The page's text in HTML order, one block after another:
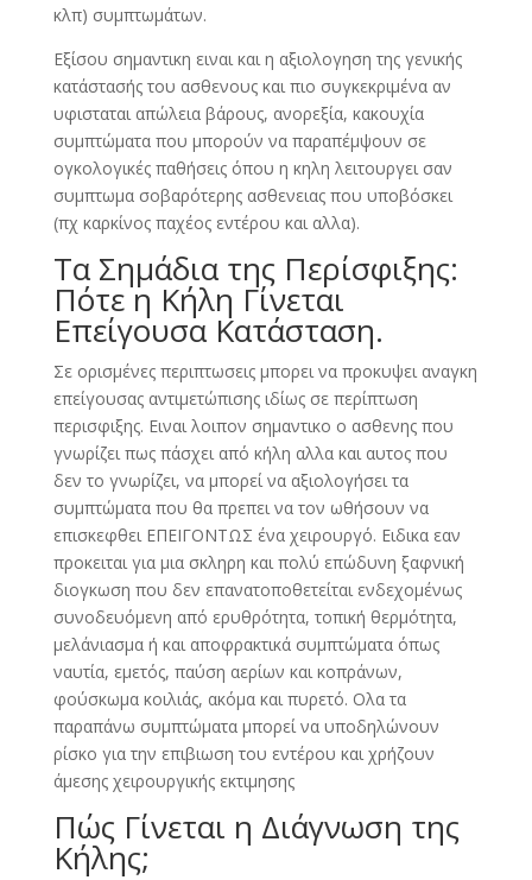
κλπ) συμπτωμάτων.
Εξίσου σημαντικη ειναι και η αξιολογηση της γενικής
κατάστασής του ασθενους και πιο συγκεκριμένα αν
υφισταται απώλεια βάρους, ανορεξία, κακουχία
συμπτώματα που μπορούν να παραπέμψουν σε
ογκολογικές παθήσεις όπου η κηλη λειτουργει σαν
συμπτωμα σοβαρότερης ασθενειας που υποβόσκει
(πχ καρκίνος παχέος εντέρου και αλλα).
Τα Σημάδια της Περίσφιξης:
Πότε η Κήλη Γίνεται
Επείγουσα Κατάσταση.
Σε ορισμένες περιπτωσεις μπορει να προκυψει αναγκη
επείγουσας αντιμετώπισης ιδίως σε περίπτωση
περισφιξης. Ειναι λοιπον σημαντικο ο ασθενης που
γνωρίζει πως πάσχει από κήλη αλλα και αυτος που
δεν το γνωρίζει, να μπορεί να αξιολογήσει τα
συμπτώματα που θα πρεπει να τον ωθήσουν να
επισκεφθει ΕΠΕΙΓΟΝΤΩΣ ένα χειρουργό. Ειδικα εαν
προκειται για μια σκληρη και πολύ επώδυνη ξαφνική
διογκωση που δεν επανατοποθετείται ενδεχομένως
συνοδευόμενη από ερυθρότητα, τοπική θερμότητα,
μελάνιασμα ή και αποφρακτικά συμπτώματα όπως
ναυτία, εμετός, παύση αερίων και κοπράνων,
φούσκωμα κοιλιάς, ακόμα και πυρετό. Ολα τα
παραπάνω συμπτώματα μπορεί να υποδηλώνουν
ρίσκο για την επιβιωση του εντέρου και χρήζουν
άμεσης χειρουργικής εκτιμησης
Πώς Γίνεται η Διάγνωση της
Κήλης;